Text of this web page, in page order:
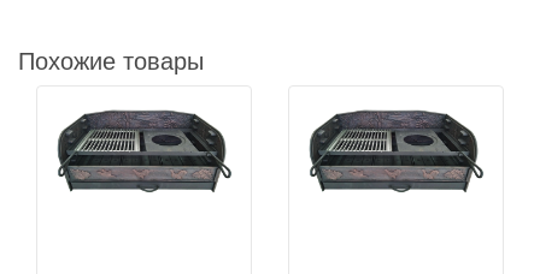
Похожие товары